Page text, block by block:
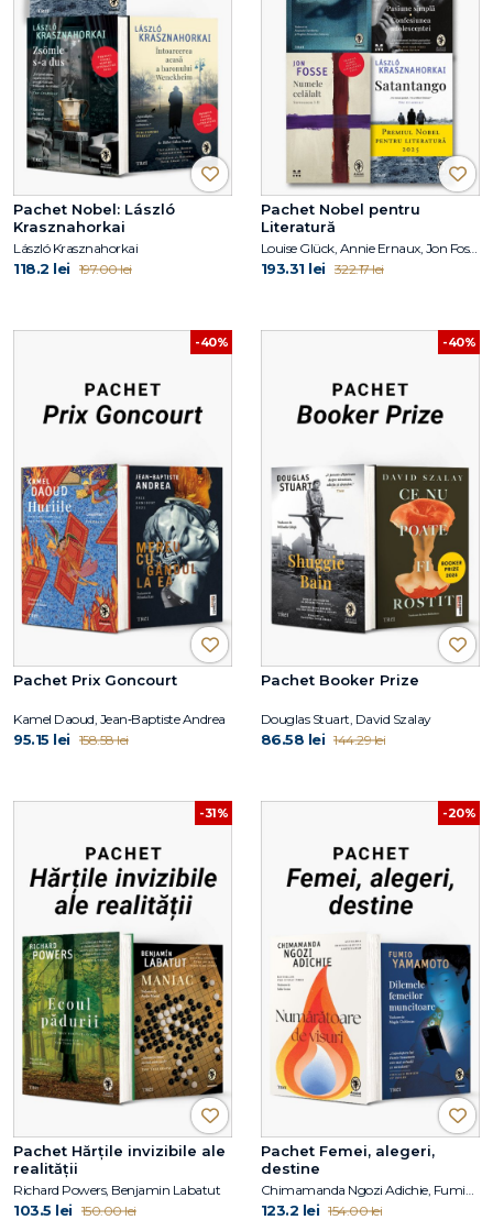
Pachet Nobel: László
Krasznahorkai
László Krasznahorkai
118.2 lei 197.00 lei
Pachet Nobel pentru
Literatură
Louise Glück, Annie Ernaux, Jon Fosse, László Krasznahorkai
193.31 lei 322.17 lei
-40%
Pachet Prix Goncourt
Kamel Daoud, Jean‑Baptiste Andrea
95.15 lei 158.58 lei
-40%
Pachet Booker Prize
Douglas Stuart, David Szalay
86.58 lei 144.29 lei
-31%
Pachet Hărțile invizibile ale
realității
Richard Powers, Benjamin Labatut
103.5 lei 150.00 lei
-20%
Pachet Femei, alegeri,
destine
Chimamanda Ngozi Adichie, Fumio Yamamoto
123.2 lei 154.00 lei